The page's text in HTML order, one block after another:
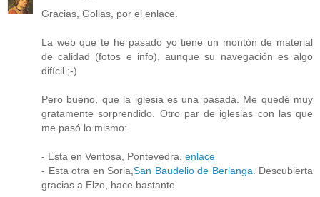
Gracias, Golias, por el enlace.
La web que te he pasado yo tiene un montón de material
de calidad (fotos e info), aunque su navegación es algo
difícil ;-)
Pero bueno, que la iglesia es una pasada. Me quedé muy
gratamente sorprendido. Otro par de iglesias con las que
me pasó lo mismo:
- Esta en Ventosa, Pontevedra. enlace
- Esta otra en Soria, San Baudelio de Berlanga . Descubierta
gracias a Elzo, hace bastante.